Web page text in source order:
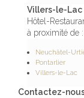
Villers-le-Lac
Hôtel-
à proximité de :
Neuchâtel-
Pontarlier
Villers-le-Lac
Contactez-